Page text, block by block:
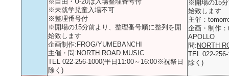
※未就学児童入場不可
※整理番号付
※開場の15分前より、整理番号順に整列を開
始致します
企画制作:FROG/YUMEBANCHI
主催・問: NORTH ROAD MUSIC
TEL 022-256-1000(平日11:00～16:00※祝祭日
除く)
※開場の15
始致します
主催：
企画・制作
APOLLO
問: NORTH
TEL 022-
除く)